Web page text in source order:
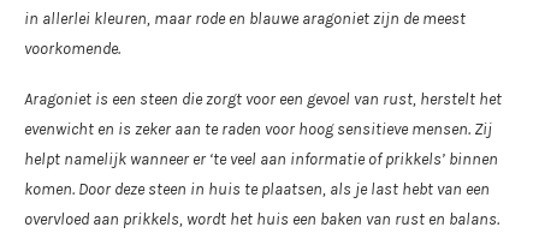
in allerlei kleuren, maar rode en blauwe aragoniet zijn de meest
voorkomende.
Aragoniet is een steen die zorgt voor een gevoel van rust, herstelt het
evenwicht en is zeker aan te raden voor hoog sensitieve mensen. Zij
helpt namelijk wanneer er ‘te veel aan informatie of prikkels’ binnen
komen. Door deze steen in huis te plaatsen, als je last hebt van een
overvloed aan prikkels, wordt het huis een baken van rust en balans.